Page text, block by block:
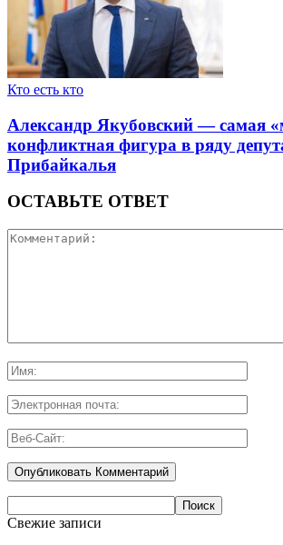
Кто есть кто
Александр Якубовский — самая
конфликтная фигура в ряду
Прибайкалья
ОСТАВЬТЕ ОТВЕТ
Свежие записи